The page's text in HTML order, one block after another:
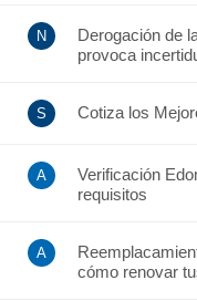
Derogación de
provoca
Cotiza los
Verificación
requisitos
cómo renovar